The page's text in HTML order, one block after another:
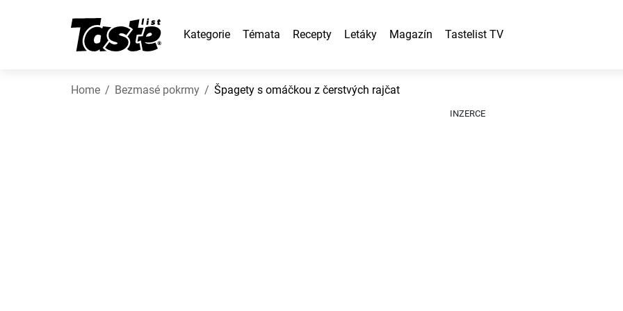
Kategorie Témata Recepty Letáky Magazín Tastelist TV
Home Bezmasé pokrmy Špagety s omáčkou z čerstvých rajčat
INZERCE